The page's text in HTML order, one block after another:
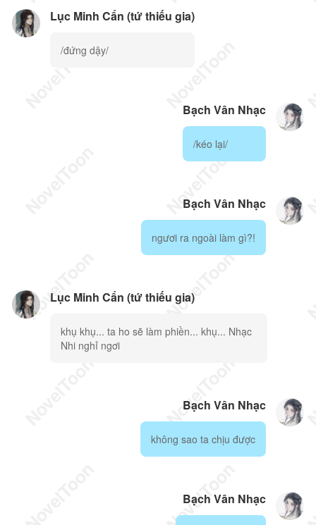
Lục Minh Cẩn (tứ thiếu gia)
/đứng dậy/
Bạch Vân Nhạc
/kéo lại/
Bạch Vân Nhạc
ngươi ra ngoài làm gì?!
Lục Minh Cẩn (tứ thiếu gia)
khụ khụ... ta ho sẽ làm phiền... khụ... Nhạc
Nhi nghỉ ngơi
Bạch Vân Nhạc
không sao ta chịu được
Bạch Vân Nhạc